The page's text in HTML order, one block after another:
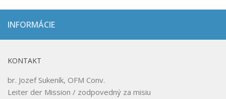
INFORMÁCIE
KONTAKT
br. Jozef Sukeník, OFM Conv.
Leiter der Mission / zodpovedný za misiu